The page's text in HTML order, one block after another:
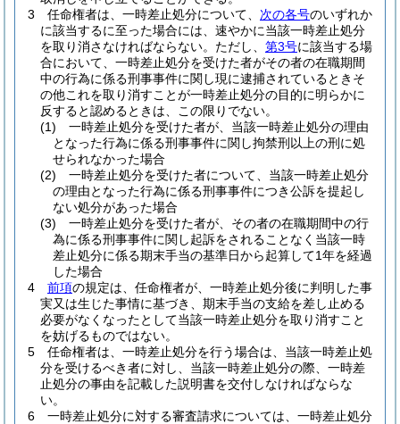
3
任命権者は、一時差止処分について、 次の各号のいずれか
に該当するに至った場合には、速やかに当該一時差止処分
を取り消さなければならない。 ただし、 第3号に該当する場
合において、一時差止処分を受けた者がその者の在職期間
中の行為に係る刑事事件に関し現に逮捕されているときそ
の他これを取り消すことが一時差止処分の目的に明らかに
反すると認めるときは、この限りでない。
(1)
一時差止処分を受けた者が、当該一時差止処分の理由
となった行為に係る刑事事件に関し拘禁刑以上の刑に処
せられなかった場合
(2)
一時差止処分を受けた者について、当該一時差止処分
の理由となった行為に係る刑事事件につき公訴を提起し
ない処分があった場合
(3)
一時差止処分を受けた者が、その者の在職期間中の行
為に係る刑事事件に関し起訴をされることなく当該一時
差止処分に係る期末手当の基準日から起算して1年を経過
した場合
4
前項の規定は、任命権者が、一時差止処分後に判明した事
実又は生じた事情に基づき、期末手当の支給を差し止める
必要がなくなったとして当該一時差止処分を取り消すこと
を妨げるものではない。
5
任命権者は、一時差止処分を行う場合は、当該一時差止処
分を受けるべき者に対し、当該一時差止処分の際、一時差
止処分の事由を記載した説明書を交付しなければならな
い。
6
一時差止処分に対する審査請求については、一時差止処分